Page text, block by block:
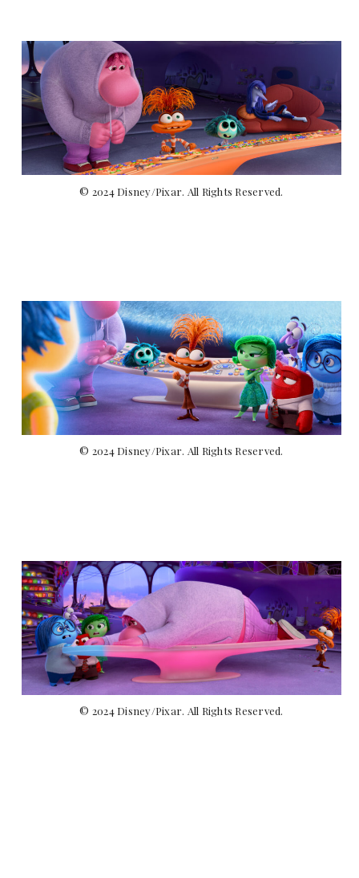
© 2024 Disney/Pixar. All Rights Reserved.
© 2024 Disney/Pixar. All Rights Reserved.
© 2024 Disney/Pixar. All Rights Reserved.